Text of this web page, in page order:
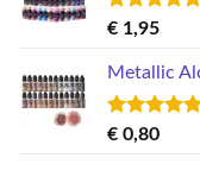
Gewaardeerd
€ 1,95
Metallic
Gewaardeerd
€ 0,80